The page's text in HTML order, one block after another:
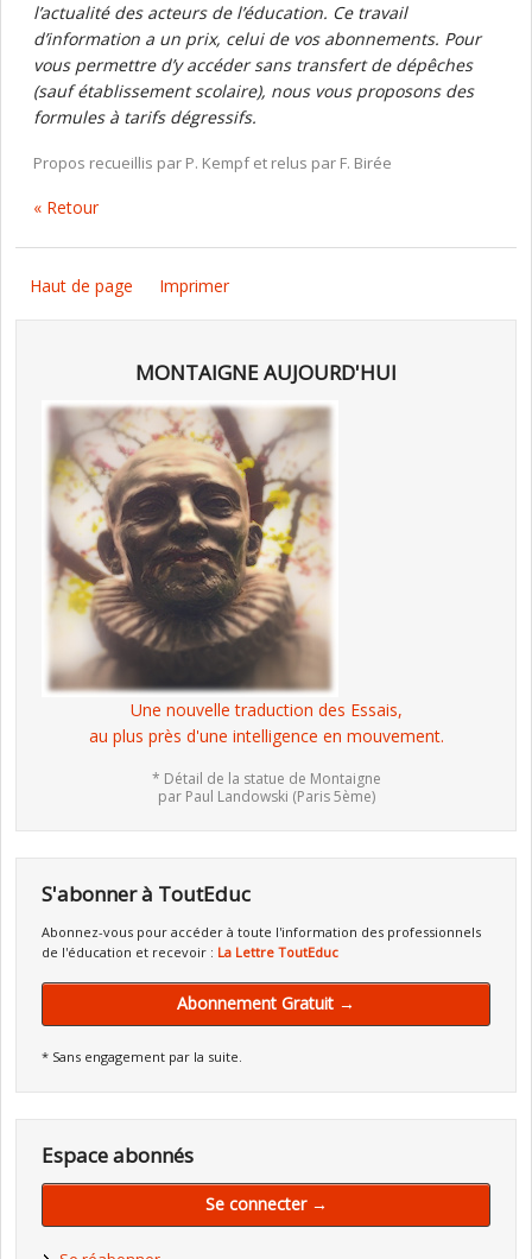
l’actualité des acteurs de l’éducation. Ce travail
d’information a un prix, celui de vos abonnements. Pour
vous permettre d’y accéder sans transfert de dépêches
(sauf établissement scolaire), nous vous proposons des
formules à tarifs dégressifs.
Propos recueillis par P. Kempf et relus par F. Birée
« Retour
Haut de page Imprimer
MONTAIGNE AUJOURD'HUI
Une nouvelle traduction des Essais,
au plus près d'une intelligence en mouvement.
* Détail de la statue de Montaigne
par Paul Landowski (Paris 5ème)
S'abonner à ToutEduc
Abonnez-vous pour accéder à toute l'information des professionnels
de l'éducation et recevoir : La Lettre ToutEduc
Abonnement Gratuit →
* Sans engagement par la suite.
Espace abonnés
Se connecter →